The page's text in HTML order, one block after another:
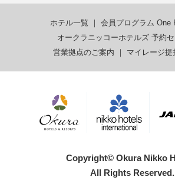
ホテル一覧 ｜ 会員プログラム One
オークラニッコーホテルズ 予約
営業拠点のご案内 ｜ マイレージ提
Copyright© Okura Nikko
All Rights Reserved.